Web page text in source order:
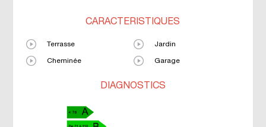
CARACTÉRISTIQUES
Terrasse Jardin
Cheminée Garage
DIAGNOSTICS